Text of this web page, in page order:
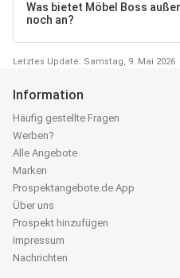
Was bietet Möbel Boss
noch an?
Letztes Update: Samstag, 9. Mai 2026
Information
Häufig gestellte Fragen
Werben?
Alle Angebote
Marken
Prospektangebote.de App
Über uns
Prospekt hinzufügen
Impressum
Nachrichten